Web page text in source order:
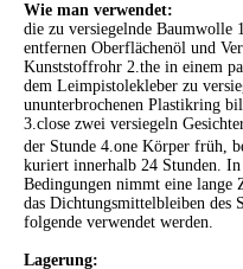
Wie man verwendet:
die zu versiegelnde Baumwolle
entfernen Oberflächenöl und
Kunststoffrohr 2.the in einem
dem Leimpistolekleber zu
ununterbrochenen Plastikring
3.close zwei versiegeln
der Stunde 4.one Körper früh,
kuriert innerhalb 24 Stunden.
Bedingungen nimmt eine lange
das Dichtungsmittelbleiben des
folgende verwendet werden.
Lagerung: